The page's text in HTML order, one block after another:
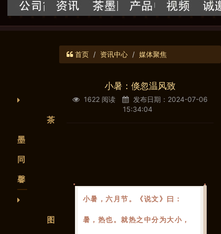
茶
墨
同
馨
图
首页 资讯中心 媒体聚焦
小暑：倏忽温风致
1622 阅读
发布日期：2024-07-06
15:34:04
小暑，六月节。《说文》曰：
暑，热也。就热之中分为大小，